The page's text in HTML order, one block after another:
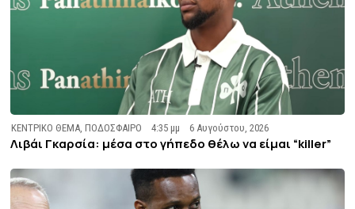
ΚΕΝΤΡΙΚΟ ΘΕΜΑ ,ΠΟΔΟΣΦΑΙΡΟ 4:35 μμ 6 Αυγούστου, 2026
Λιβάι Γκαρσία: μέσα στο γήπεδο θέλω να είμαι “killer”